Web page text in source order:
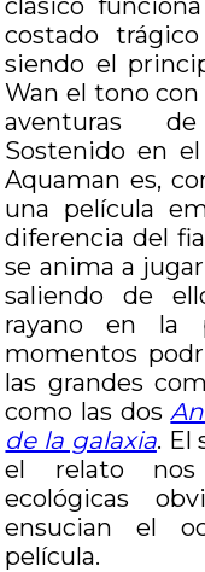
clásico
costado
siendo el
Wan el tono con
aventuras
Sostenido en
Aquaman es,
una película
diferencia del
se anima a
saliendo de
rayano en la
momentos
las grandes
como las dos
de la galaxia. El
el relato nos
ecológicas
ensucian el
película.